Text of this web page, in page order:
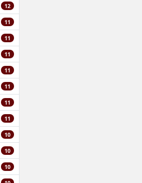
12
11
11
11
11
11
11
11
10
10
10